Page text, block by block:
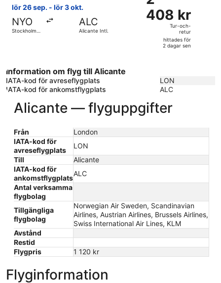
sen
lör 26 sep. - lör 3 okt.
NYO
Stockholm -
ALC
Alicante Intl.
408 kr
Tur-
retur,
hittades
408 kr
Tur-och-
retur
hittades för
2 dagar sen
Information om flyg till Alicante
IATA-kod för avreseflygplats
LON
IATA-kod för ankomstflygplats
ALC
Alicante — flyguppgifter
Från
London
IATA-kod för
avreseflygplats
LON
Till
Alicante
IATA-kod för
ankomstflygplats
ALC
Antal verksamma
flygbolag
Tillgängliga
flygbolag
Norwegian Air Sweden, Scandinavian
Airlines, Austrian Airlines, Brussels Airlines,
Swiss International Air Lines, KLM
Avstånd
Restid
Flygpris
1 120 kr
Flyginformation